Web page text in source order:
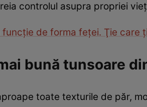
controlul asupra propriei
funcţie de forma feţei. Ţie care
bună tunsoare
toate texturile de păr,